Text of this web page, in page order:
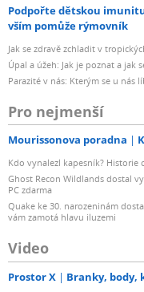
Podpořte dětskou
vším pomůže rýmovník
Jak se zdravě zchladit v
Úpal a úžeh: Jak je poznat a jak
Parazité v nás: Kterým se u nás
Pro nejmenší
Mourissonova poradna
Kdo vynalezl kapesník?
Ghost Recon Wildlands dostal
PC zdarma
Quake ke 30. narozeninám
vám zamotá hlavu iluzemi
Video
Prostor X Branky, body,